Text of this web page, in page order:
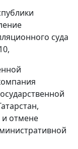
суда
и отмене